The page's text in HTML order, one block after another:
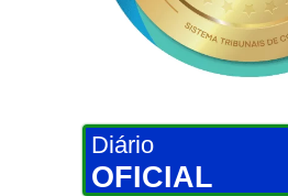
Diário
OFICIAL